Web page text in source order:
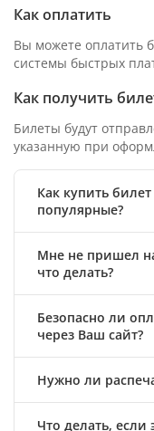
Как оплатить
Вы можете оплатить
системы быстрых
Как получить
Билеты будут
указанную при
Как купить
популярные?
Мне не пришел
что делать?
Безопасно ли
через Ваш сайт?
Нужно ли
Что делать, если